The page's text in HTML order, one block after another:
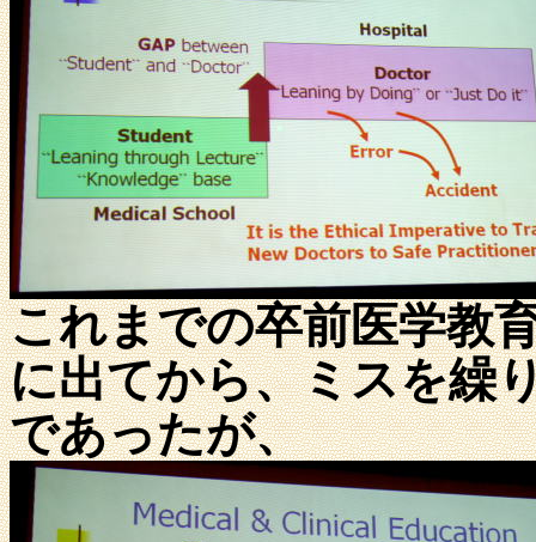
これまでの卒前医学教
に出てから、ミスを繰
であったが、